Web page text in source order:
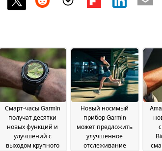
Смарт-часы Garmin
получат десятки
новых функций и
улучшений с
выходом крупного
Новый носимый
прибор Garmin
может предложить
улучшенное
отслеживание